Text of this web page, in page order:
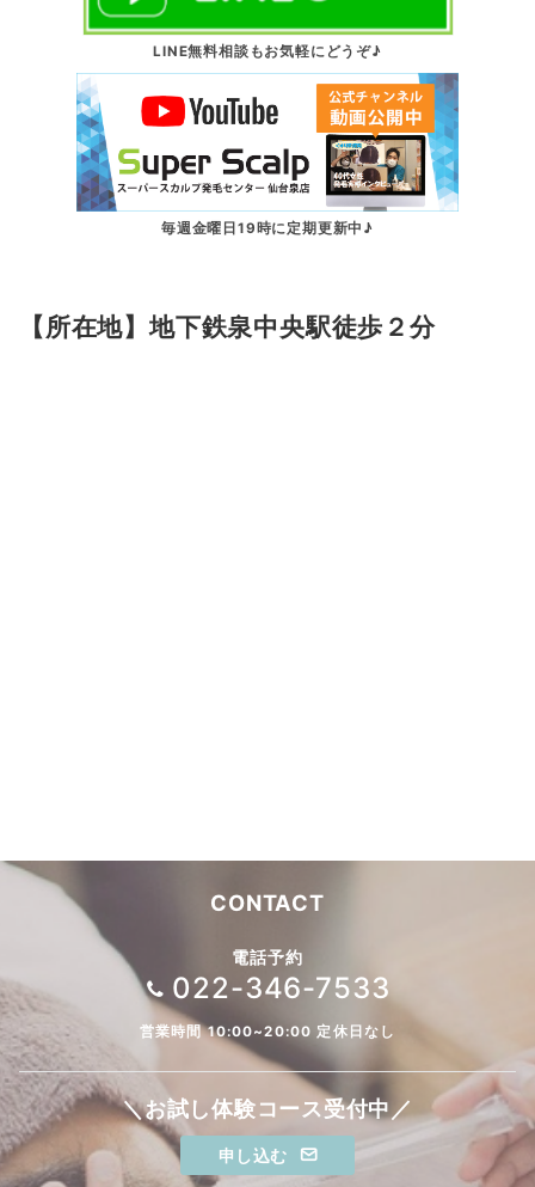
LINE無料相談もお気軽にどうぞ♪
毎週金曜日19時に定期更新中♪
【所在地】地下鉄泉中央駅徒歩２分
CONTACT
電話予約
022-346-7533
営業時間 10:00~20:00 定休日なし
＼お試し体験コース受付中／
申し込む